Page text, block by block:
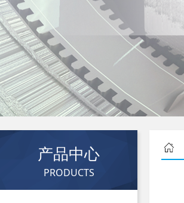
产品中心
PRODUCTS